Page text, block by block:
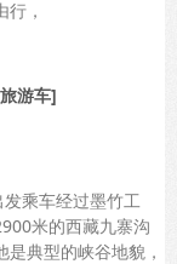
，
游车]
乘车经过墨竹工
米的西藏九寨沟
典型的峡谷地貌，